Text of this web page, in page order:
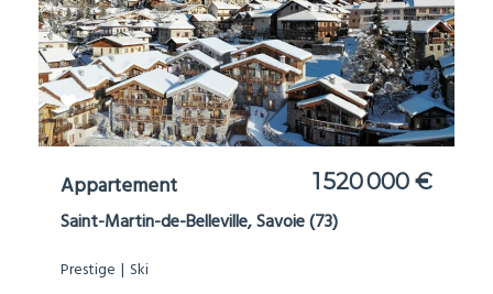
Appartement 1 520 000 €
Saint-Martin-de-Belleville, Savoie (73)
Prestige
Ski